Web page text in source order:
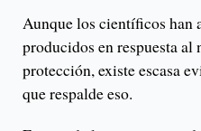
Aunque los científicos han
producidos en respuesta
protección, existe escasa
que respalde eso.